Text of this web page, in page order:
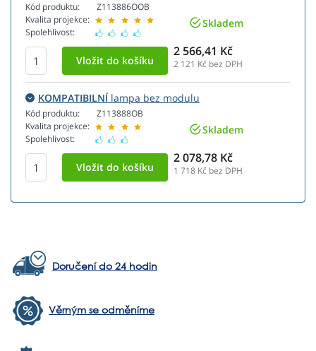
Kód produktu:
Kvalita projekce:
Spolehlivost:
Z113886OOB
Skladem
2 566,41 Kč
2 121 Kč bez DPH
KOMPATIBILNÍlampa bez modulu
Kód produktu:
Kvalita projekce:
Spolehlivost:
Z113888OB
Skladem
2 078,78 Kč
1 718 Kč bez DPH
Doručení do 24 hodin
Věrným se odměníme